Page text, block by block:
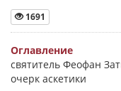
1691
Оглавление
святитель Феофан
очерк аскетики